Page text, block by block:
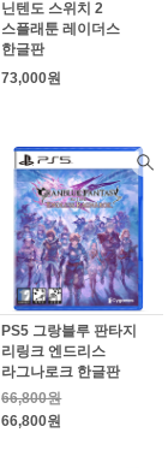
닌텐도 스위치 2
스플래툰 레이더스
한글판
73,000원
PS5 그랑블루 판타지
리링크 엔드리스
라그나로크 한글판
66,800원
66,800원